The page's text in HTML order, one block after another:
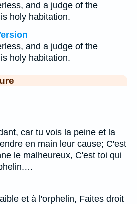
and a judge of the
holy habitation.
and a judge of the
holy habitation.
car tu vois la peine et la
en main leur cause; C'est
le malheureux, C'est toi qui
et à l'orphelin, Faites droit